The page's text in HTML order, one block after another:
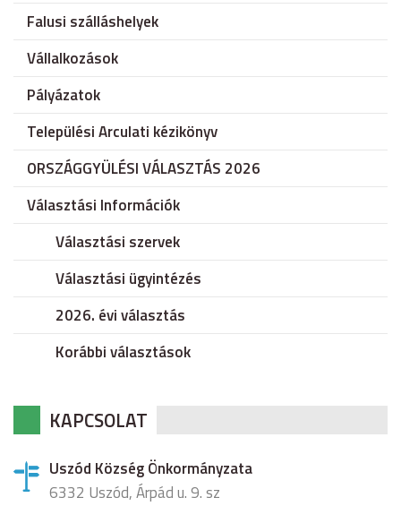
Falusi szálláshelyek
Vállalkozások
Pályázatok
Települési Arculati kézikönyv
ORSZÁGGYÜLÉSI VÁLASZTÁS 2026
Választási Információk
Választási szervek
Választási ügyintézés
2026. évi választás
Korábbi választások
KAPCSOLAT
Uszód Község Önkormányzata
6332 Uszód, Árpád u. 9. sz